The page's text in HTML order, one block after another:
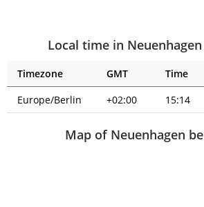
Local time in
Timezone GMT
Time
Europe/Berlin
+02:00 15:14
Map of Neuenhagen